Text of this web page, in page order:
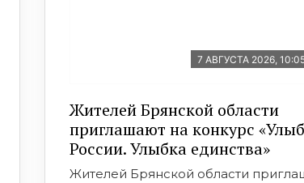
7 АВГУСТА 2026,
Жителей Брянской области
приглашают на конкурс
России. Улыбка единства»
Жителей Брянской области